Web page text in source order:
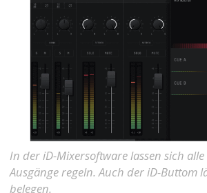
In der iD-Mixersoftware lassen sich
Ausgänge regeln. Auch der iD-Buttom
belegen.